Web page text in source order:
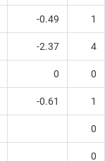
-0.49 1
-2.37 4
0 0
-0.61 1
0
0